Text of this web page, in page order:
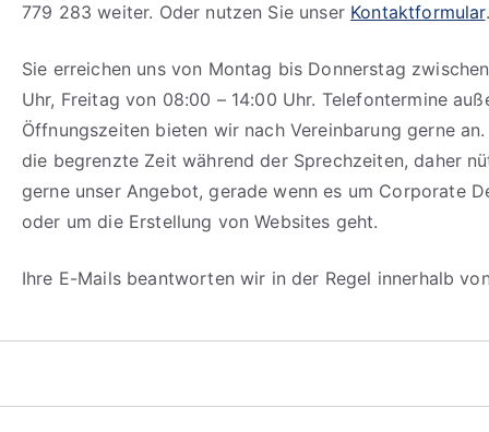
779 283 weiter. Oder nutzen Sie unser Kontaktformular.
Sie erreichen uns von Montag bis Donnerstag
Uhr, Freitag von 08:00 – 14:00 Uhr. Telefontermine
Öffnungszeiten bieten wir nach Vereinbarung gerne
die begrenzte Zeit während der Sprechzeiten, daher
gerne unser Angebot, gerade wenn es um Corporate
oder um die Erstellung von Websites geht.
Ihre E-Mails beantworten wir in der Regel innerhalb